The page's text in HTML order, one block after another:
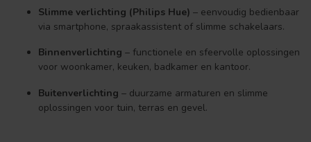
Slimme verlichting (Philips Hue) – eenvoudig bedienbaar
via smartphone, spraakassistent of slimme schakelaars.
Binnenverlichting – functionele en sfeervolle oplossingen
voor woonkamer, keuken, badkamer en kantoor.
Buitenverlichting – duurzame armaturen en slimme
oplossingen voor tuin, terras en gevel.